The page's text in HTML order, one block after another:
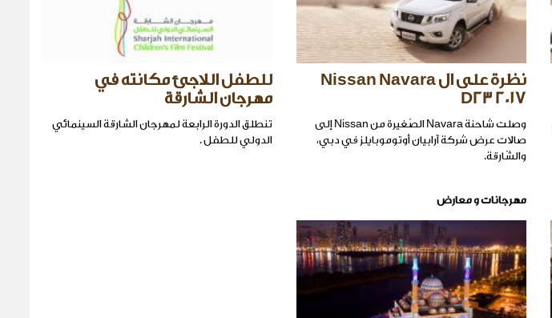
نظرة على ال Nissan Navara
D23 2017
وصلت شاحنة Navara الصّغيرة من Nissan إلى
صالات عرض شركة آرابيان أوتوموبايلز في دبي،
والشّارقة.
للطفل اللاجئ مكانته في
مهرجان الشارقة
تنطلق الدورة الرابعة لمهرجان الشارقة السينمائي
الدولي للطفل .
مهرجانات و معارض